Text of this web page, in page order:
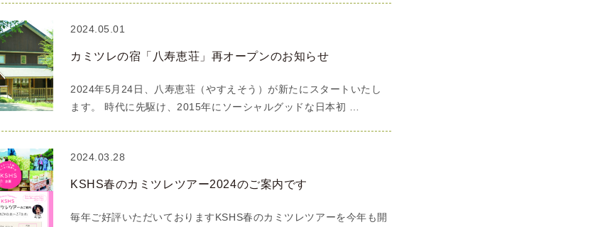
2024.05.01
カミツレの宿「八寿恵荘」再オープンのお知らせ
2024年5月24日、八寿恵荘（やすえそう）が新たにスタートいたし
ます。 時代に先駆け、2015年にソーシャルグッドな日本初 …
2024.03.28
KSHS春のカミツレツアー2024のご案内です
毎年ご好評いただいておりますKSHS春のカミツレツアーを今年も開